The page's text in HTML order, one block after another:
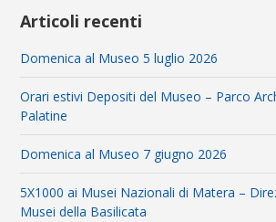
Articoli recenti
Domenica al Museo 5 luglio 2026
Orari estivi Depositi del Museo – Parco
Palatine
Domenica al Museo 7 giugno 2026
5X1000 ai Musei Nazionali di Matera –
Musei della Basilicata